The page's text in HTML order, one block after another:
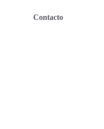
Contacto